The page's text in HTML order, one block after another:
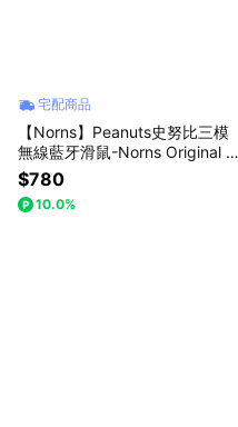
宅配商品
【Norns】Peanuts史努比三模
無線藍牙滑鼠-Norns Original D
esign Snoopy一鍵多工 輕鬆切
換裝置
$780
10.0%